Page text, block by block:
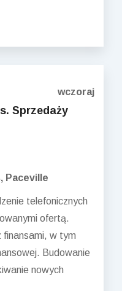
wczoraj
Sprzedaży
Paceville
telefonicznych
ofertą.
finansami, w tym
Budowanie
nowych